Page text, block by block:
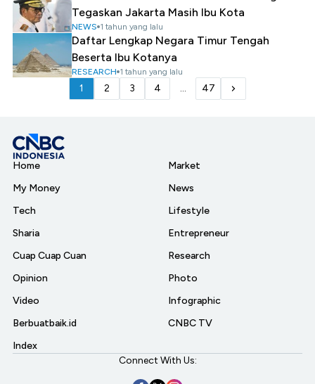
Tegaskan Jakarta Masih Ibu Kota
NEWS 1 tahun yang lalu
Daftar Lengkap Negara Timur Tengah
Beserta Ibu Kotanya
RESEARCH 1 tahun yang lalu
1 2 3 4 ... 47
Home
My Money
Tech
Sharia
Cuap Cuap Cuan
Opinion
Video
Berbuatbaik.id
Index
Market
News
Lifestyle
Entrepreneur
Research
Photo
Infographic
CNBC TV
Connect With Us: